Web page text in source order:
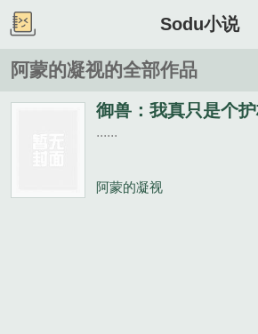
Sodu小说
阿蒙的凝视的全部作品
御兽：我真只是个
......
阿蒙的凝视